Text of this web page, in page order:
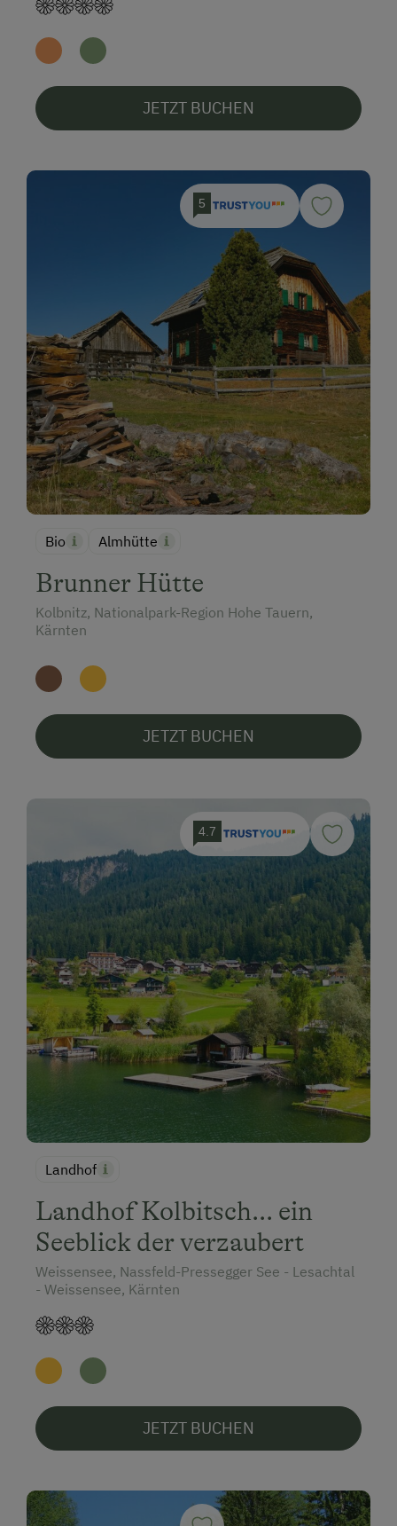
JETZT BUCHEN
5
Bio Almhütte
Brunner Hütte
Kolbnitz, Nationalpark-Region Hohe Tauern,
Kärnten
JETZT BUCHEN
4.7
Landhof
Landhof Kolbitsch... ein
Seeblick der verzaubert
Weissensee, Nassfeld-Pressegger See - Lesachtal
- Weissensee, Kärnten
JETZT BUCHEN